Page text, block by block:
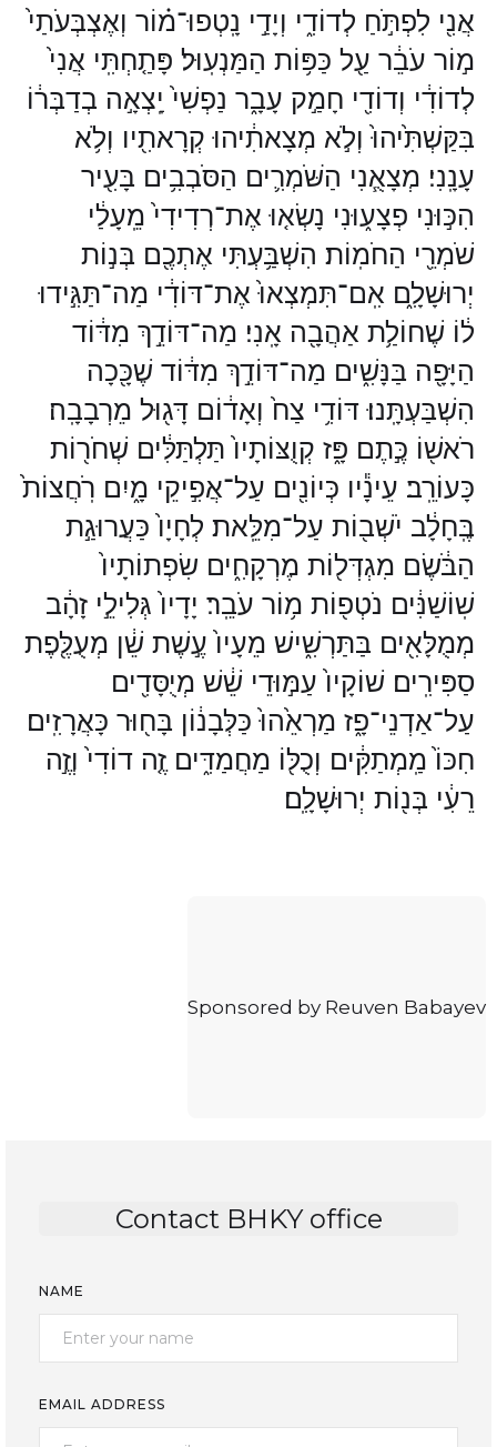
אֲנִ֖י לִפְתֹּ֣חַ לְדוֹדִ֑י וְיָדַ֣י נָֽטְפוּ־מ֗וֹר וְאֶצְבְּעֹתַי֙
מ֣וֹר עֹבֵ֔ר עַ֖ל כַּפּ֥וֹת הַמַּנְעֽוּל׃ פָּתַ֤חְתִּֽי אֲנִי֙
לְדוֹדִ֔י וְדוֹדִ֖י חָמַ֣ק עָבָ֑ר נַפְשִׁי֙ יָֽצְאָ֣ה בְדַבְּר֔וֹ
בִּקַּשְׁתִּ֙יהוּ֙ וְלֹ֣א מְצָאתִ֔יהוּ קְרָאתִ֖יו וְלֹ֥א
עָנָֽנִי׃ מְצָאֻ֧נִי הַשֹּׁמְרִ֛ים הַסֹּבְבִ֥ים בָּעִ֖יר
הִכּ֣וּנִי פְצָע֑וּנִי נָשְׂא֤וּ אֶת־רְדִידִי֙ מֵֽעָלַ֔י
שֹׁמְרֵ֖י הַחֹמֽוֹת׃ הִשְׁבַּ֥עְתִּי אֶתְכֶ֖ם בְּנ֣וֹת
יְרוּשָׁלִָ֑ם אִֽם־תִּמְצְאוּ֙ אֶת־דּוֹדִ֔י מַה־תַּגִּ֣ידוּ
ל֔וֹ שֶׁחוֹלַ֥ת אַהֲבָ֖ה אָֽנִי׃ מַה־דּוֹדֵ֣ךְ מִדּ֔וֹד
הַיָּפָ֖ה בַּנָּשִׁ֑ים מַה־דּוֹדֵ֣ךְ מִדּ֔וֹד שֶׁכָּ֖כָה
הִשְׁבַּעְתָּֽנוּ׃ דּוֹדִ֥י צַח֙ וְאָד֔וֹם דָּג֖וּל מֵרְבָבָֽה׃
רֹאשׁ֖וֹ כֶּ֣תֶם פָּ֑ז קְוֻצּוֹתָיו֙ תַּלְתַּלִּ֔ים שְׁחֹר֖וֹת
כָּעוֹרֵֽב׃ עֵינָ֕יו כְּיוֹנִ֖ים עַל־אֲפִ֣יקֵי מָ֑יִם רֹֽחֲצוֹת֙
בֶּֽחָלָ֔ב יֹשְׁב֖וֹת עַל־מִלֵּֽאת׃ לְחָיָו֙ כַּעֲרוּגַ֣ת
הַבֹּ֔שֶׂם מִגְדְּל֖וֹת מֶרְקָחִ֑ים שִׂפְתוֹתָיו֙
שֽׁוֹשַׁנִּ֔ים נֹטְפ֖וֹת מ֥וֹר עֹבֵֽר׃ יָדָיו֙ גְּלִילֵ֣י זָהָ֔ב
מְמֻלָּאִ֖ים בַּתַּרְשִׁ֑ישׁ מֵעָיו֙ עֶ֣שֶׁת שֵׁ֔ן מְעֻלֶּ֖פֶת
סַפִּירִֽים׃ שׁוֹקָיו֙ עַמּ֣וּדֵי שֵׁ֔שׁ מְיֻסָּדִ֖ים
עַל־אַדְנֵי־פָ֑ז מַרְאֵ֙הוּ֙ כַּלְּבָנ֔וֹן בָּח֖וּר כָּאֲרָזִֽים׃
חִכּוֹ֙ מַֽמְתַקִּ֔ים וְכֻלּ֖וֹ מַחֲמַדִּ֑ים זֶ֤ה דוֹדִי֙ וְזֶ֣ה
רֵעִ֔י בְּנ֖וֹת יְרוּשָׁלִָֽם׃
Sponsored by Reuven Babayev
Contact BHKY office
NAME
EMAIL ADDRESS